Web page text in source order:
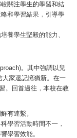
關注學生的學習和結
和學習結果，引導學
養學生堅毅的能力、
。其中強調以兒
家還記憶猶新。在一
。回首過往，本校在教
有連繫。
學習活動時間不一，
學習效能。